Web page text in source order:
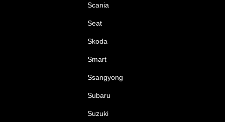
Scania
Seat
Skoda
Smart
Ssangyong
Subaru
Suzuki